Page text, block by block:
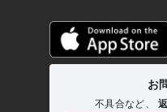
■元彼と復縁｜曖昧な別れ
談！関係修復
■人間関係人生
就！男の本音で振り向かせます
男性
集客・マーケティング相談
■